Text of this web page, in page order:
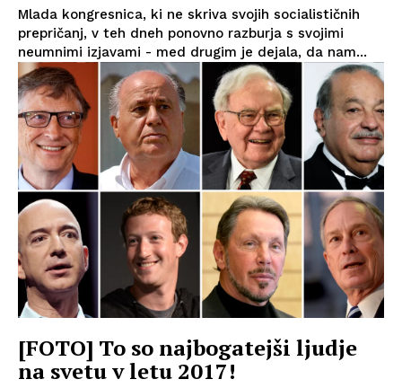
Mlada kongresnica, ki ne skriva svojih socialističnih
prepričanj, v teh dneh ponovno razburja s svojimi
neumnimi izjavami - med drugim je dejala, da nam...
[FOTO] To so najbogatejši ljudje
na svetu v letu 2017!